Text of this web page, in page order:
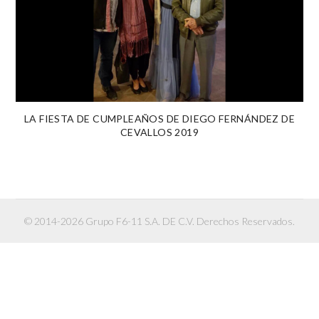
LA FIESTA DE CUMPLEAÑOS DE DIEGO FERNÁNDEZ DE
CEVALLOS 2019
© 2014-2026 Grupo F6-11 S.A. DE C.V. Derechos Reservados.